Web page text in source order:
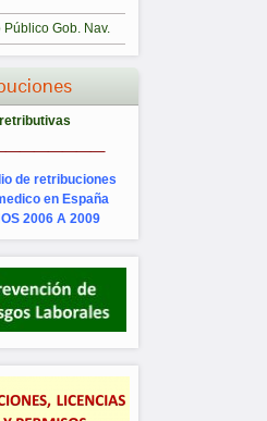
Público Gob. Nav.
de retribuciones
en España
2006 A 2009